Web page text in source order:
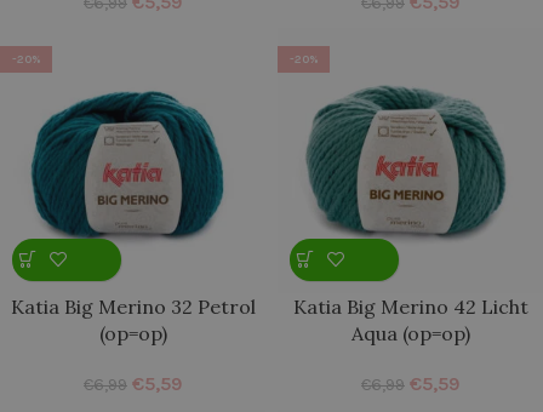
-20%
Katia Big Merino 32 Petrol
(op=op)
€6,99 €5,59
-20%
Katia Big Merino 42 Licht
Aqua (op=op)
€6,99 €5,59